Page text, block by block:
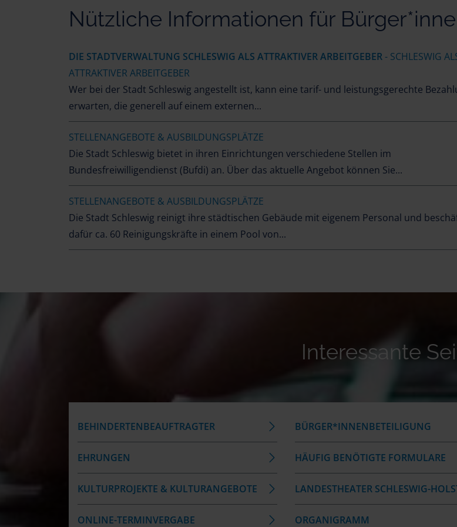
Bürger*innen
Nützliche Informationen für
DIE STADTVERWALTUNG SCHLESWIG ALS ATTRAKTIVER ARBEITGEBER - SCHLESWIG
ATTRAKTIVER ARBEITGEBER
Wer bei der Stadt Schleswig angestellt ist, kann eine tarif- und leistungsgerechte
erwarten, die generell auf einem externen...
STELLENANGEBOTE & AUSBILDUNGSPLÄTZE
Die Stadt Schleswig bietet in ihren Einrichtungen verschiedene Stellen im
Bundesfreiwilligendienst (Bufdi) an. Über das aktuelle Angebot können Sie...
STELLENANGEBOTE & AUSBILDUNGSPLÄTZE
Die Stadt Schleswig reinigt ihre städtischen Gebäude mit eigenem Personal und
dafür ca. 60 Reinigungskräfte in einem Pool von...
Interessante
BEHINDERTENBEAUFTRAGTER BÜRGER*INNENBETEILIGUNG
EHRUNGEN HÄUFIG BENÖTIGTE FORMULARE
KULTURPROJEKTE & KULTURANGEBOTE LANDESTHEATER SCHLESWIG-
ONLINE-TERMINVERGABE ORGANIGRAMM